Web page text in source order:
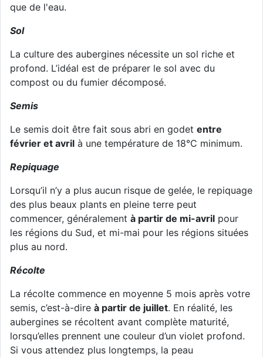
que de l'eau.
Sol
La culture des aubergines nécessite un sol riche et
profond. L’idéal est de préparer le sol avec du
compost ou du fumier décomposé.
Semis
Le semis doit être fait sous abri en godet entre
février et avril à une température de 18°C minimum.
Repiquage
Lorsqu’il n’y a plus aucun risque de gelée, le repiquage
des plus beaux plants en pleine terre peut
commencer, généralement à partir de mi-avril pour
les régions du Sud, et mi-mai pour les régions situées
plus au nord.
Récolte
La récolte commence en moyenne 5 mois après votre
semis, c’est-à-dire à partir de juillet. En réalité, les
aubergines se récoltent avant complète maturité,
lorsqu’elles prennent une couleur d’un violet profond.
Si vous attendez plus longtemps, la peau